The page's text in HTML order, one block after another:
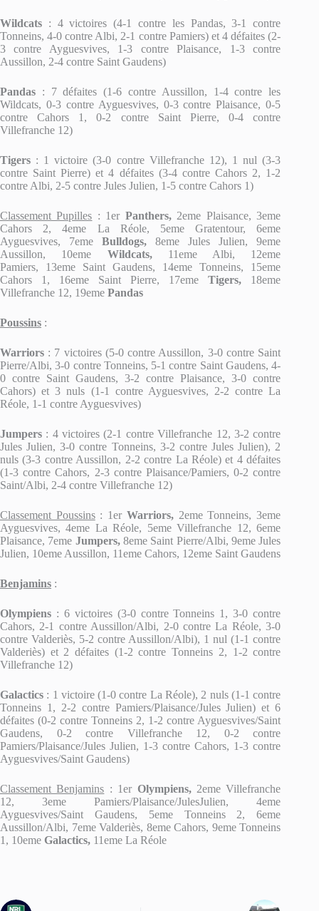
Wildcats : 4 victoires (4-1 contre les Pandas, 3-1 contre
Tonneins, 4-0 contre Albi, 2-1 contre Pamiers) et 4 défaites (2-
3 contre Ayguesvives, 1-3 contre Plaisance, 1-3 contre
Aussillon, 2-4 contre Saint Gaudens)
Pandas : 7 défaites (1-6 contre Aussillon, 1-4 contre les
Wildcats, 0-3 contre Ayguesvives, 0-3 contre Plaisance, 0-5
contre Cahors 1, 0-2 contre Saint Pierre, 0-4 contre
Villefranche 12)
Tigers : 1 victoire (3-0 contre Villefranche 12), 1 nul (3-3
contre Saint Pierre) et 4 défaites (3-4 contre Cahors 2, 1-2
contre Albi, 2-5 contre Jules Julien, 1-5 contre Cahors 1)
Classement Pupilles : 1er Panthers, 2eme Plaisance, 3eme
Cahors 2, 4eme La Réole, 5eme Gratentour, 6eme
Ayguesvives, 7emeBulldogs,8eme Jules Julien, 9eme
Aussillon, 10eme Wildcats, 11eme Albi, 12eme
Pamiers, 13eme Saint Gaudens, 14eme Tonneins, 15eme
Cahors 1, 16eme Saint Pierre, 17emeTigers, 18eme
Villefranche 12, 19eme Pandas
Poussins :
Warriors : 7 victoires (5-0 contre Aussillon, 3-0 contre Saint
Pierre/Albi, 3-0 contre Tonneins, 5-1 contre Saint Gaudens, 4-
0 contre Saint Gaudens, 3-2 contre Plaisance, 3-0 contre
Cahors) et 3 nuls (1-1 contre Ayguesvives, 2-2 contre La
Réole, 1-1 contre Ayguesvives)
Jumpers : 4 victoires (2-1 contre Villefranche 12, 3-2 contre
Jules Julien, 3-0 contre Tonneins, 3-2 contre Jules Julien), 2
nuls (3-3 contre Aussillon, 2-2 contre La Réole) et 4 défaites
(1-3 contre Cahors, 2-3 contre Plaisance/Pamiers, 0-2 contre
Saint/Albi, 2-4 contre Villefranche 12)
Classement Poussins: 1er Warriors, 2eme Tonneins, 3eme
Ayguesvives, 4eme La Réole, 5eme Villefranche 12, 6eme
Plaisance, 7eme Jumpers, 8eme Saint Pierre/Albi, 9eme Jules
Julien, 10eme Aussillon, 11eme Cahors, 12eme Saint Gaudens
Benjamins :
Olympiens : 6 victoires (3-0 contre Tonneins 1, 3-0 contre
Cahors, 2-1 contre Aussillon/Albi, 2-0 contre La Réole, 3-0
contre Valderiès, 5-2 contre Aussillon/Albi), 1 nul (1-1 contre
Valderiès) et 2 défaites (1-2 contre Tonneins 2, 1-2 contre
Villefranche 12)
Galactics : 1 victoire (1-0 contre La Réole), 2 nuls (1-1 contre
Tonneins 1, 2-2 contre Pamiers/Plaisance/Jules Julien) et 6
défaites (0-2 contre Tonneins 2, 1-2 contre Ayguesvives/Saint
Gaudens, 0-2 contre Villefranche 12, 0-2 contre
Pamiers/Plaisance/Jules Julien, 1-3 contre Cahors, 1-3 contre
Ayguesvives/Saint Gaudens)
Classement Benjamins : 1er Olympiens, 2eme Villefranche
12, 3eme Pamiers/Plaisance/JulesJulien, 4eme
Ayguesvives/Saint Gaudens, 5eme Tonneins 2, 6eme
Aussillon/Albi, 7eme Valderiès, 8eme Cahors, 9eme Tonneins
1, 10eme Galactics, 11eme La Réole